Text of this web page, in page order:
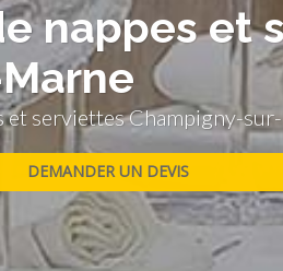
nappes et
et serviettes Champigny-